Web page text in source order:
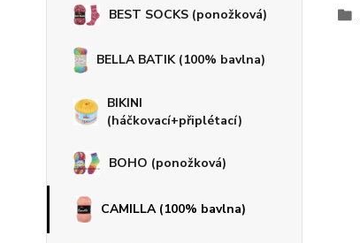
BEST SOCKS (ponožková)
BELLA BATIK (100% bavlna)
BIKINI
(háčkovací+připlétací)
BOHO (ponožková)
CAMILLA (100% bavlna)